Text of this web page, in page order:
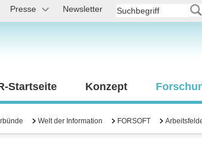
Presse Newsletter
Startseite Konzept
Welt der Information FORSOFT